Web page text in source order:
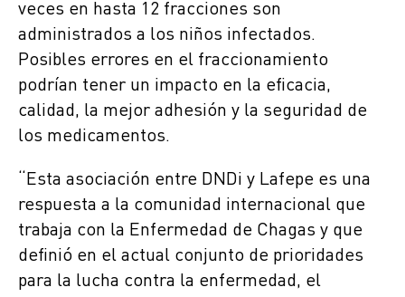
veces en hasta 12 fracciones son
administrados a los niños infectados.
Posibles errores en el fraccionamiento
podrían tener un impacto en la eficacia,
calidad, la mejor adhesión y la seguridad de
los medicamentos.
“Esta asociación entre DNDi y Lafepe es una
respuesta a la comunidad internacional que
trabaja con la Enfermedad de Chagas y que
definió en el actual conjunto de prioridades
para la lucha contra la enfermedad, el